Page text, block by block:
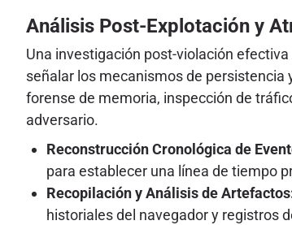
Análisis Post-Explotación y
Una investigación post-violación
señalar los mecanismos de
forense de memoria, inspección de
adversario.
Reconstrucción Cronológica de
para establecer una línea de tiempo
Recopilación y Análisis de
historiales del navegador y registros